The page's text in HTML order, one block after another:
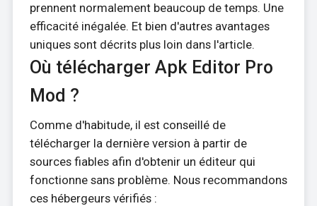
prennent normalement beaucoup de temps. Une
efficacité inégalée. Et bien d'autres avantages
uniques sont décrits plus loin dans l'article.
Où télécharger Apk Editor Pro
Mod ?
Comme d'habitude, il est conseillé de
télécharger la dernière version à partir de
sources fiables afin d'obtenir un éditeur qui
fonctionne sans problème. Nous recommandons
ces hébergeurs vérifiés :